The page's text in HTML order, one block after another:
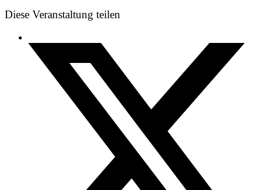
Diese Veranstaltung teilen